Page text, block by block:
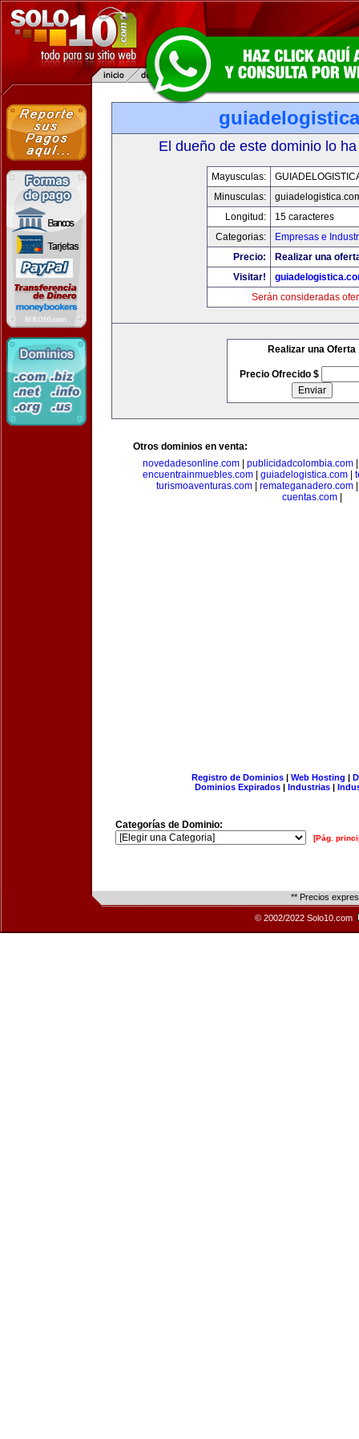
El dueño de este dominio lo
Mayusculas:
Minusculas:
Longitud:
15 caracteres
Categorias:
Empresas e
Precio:
Realizar una
Visitar!
Serán consideradas
Realizar una Oferta
Precio Ofrecido $
Otros dominios en venta:
novedadesonline.com
publicidadcolombia.com
encuentrainmuebles.com| guiadelogistica.com|
turismoaventuras.com| remateganadero.com
cuentas.com|
Registro de Dominios| Web Hosting |
Dominios Expirados | Industrias |
Categorías de Dominio:
[Pág.
** Precios
© 2002/2022 Solo10.com